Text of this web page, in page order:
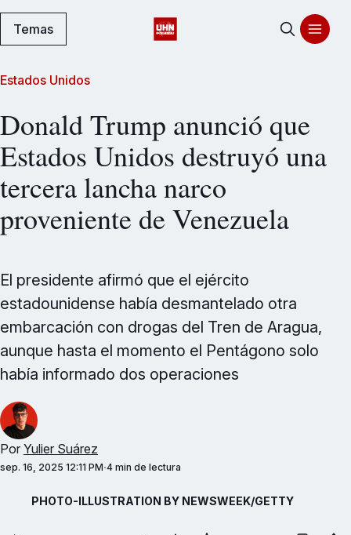
Temas
Estados Unidos
Donald Trump anunció que
Estados Unidos destruyó una
tercera lancha narco
proveniente de Venezuela
El presidente afirmó que el ejército
estadounidense había desmantelado otra
embarcación con drogas del Tren de Aragua,
aunque hasta el momento el Pentágono solo
había informado dos operaciones
Por Yulier Suárez
sep. 16, 2025 12:11 PM 4 min de lectura
PHOTO-ILLUSTRATION BY NEWSWEEK/GETTY